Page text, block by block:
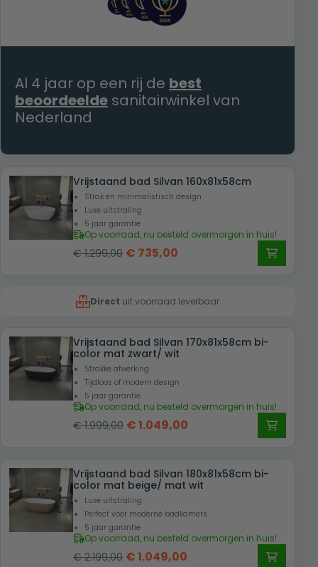
Al 4 jaar op een rij de best
beoordeelde sanitairwinkel van
Nederland
Vrijstaand bad Silvan 160x81x58cm
Strak en minimalistisch design
Luxe uitstraling
5 jaar garantie
Op voorraad, nu besteld overmorgen in huis!
€1.299,00 Oorspronkelijke
€ 1.299,00.
€ 735,00
€ 735,00.
Direct uit voorraad leverbaar
Vrijstaand bad Silvan 170x81x58cm bi-
color mat zwart/ wit
Strakke afwerking
Tijdloos of modern design
5 jaar garantie
Op voorraad, nu besteld overmorgen in huis!
€1.999,00 Oorspronkelijke
was:
€ 1.999,00.
€1.049,00
is:
€ 1.049,00.
Vrijstaand bad Silvan 180x81x58cm bi-
color mat beige/ mat wit
Luxe uitstraling
Perfect voor moderne badkamers
5 jaar garantie
Op voorraad, nu besteld overmorgen in huis!
€2.199,00 Oorspronkelijke
€1.049,00